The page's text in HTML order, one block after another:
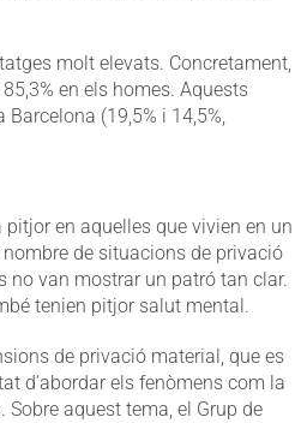
molt elevats. Concretament,
en els homes. Aquests
(19,5% i 14,5%,
en aquelles que vivien en un
de situacions de privació
no van mostrar un patró tan clar.
tenien pitjor salut mental.
de privació material, que es
d’abordar els fenòmens com la
aquest tema, el Grup de